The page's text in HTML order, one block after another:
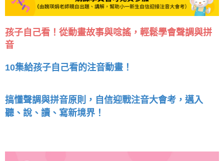
孩子自己看！從動畫故事與唸謠，輕鬆學會聲調與拼
音
10集給孩子自己看的注音動畫！
搞懂聲調與拼音原則，自信迎戰注音大會考，邁入
聽、說、讀、寫新境界！